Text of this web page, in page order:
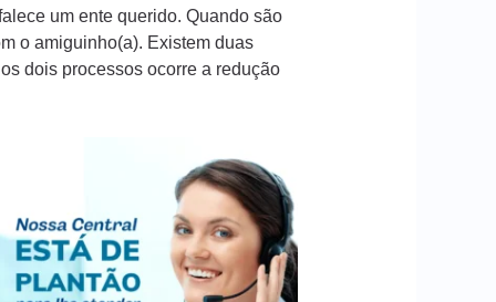
um ente querido. Quando são
o amiguinho(a). Existem duas
dois processos ocorre a redução